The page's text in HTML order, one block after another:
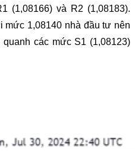
(1,08166) và R2 (1,08183).
1,08140 nhà đầu tư nên
các mức S1 (1,08123)